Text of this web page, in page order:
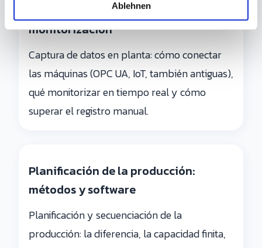
Ablehnen
Captura de datos en planta y
monitorización
Captura de datos en planta: cómo conectar
las máquinas (OPC UA, IoT, también antiguas),
qué monitorizar en tiempo real y cómo
superar el registro manual.
Planificación de la producción:
métodos y software
Planificación y secuenciación de la
producción: la diferencia, la capacidad finita,